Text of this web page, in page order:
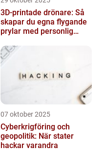
3D-printade drönare: Så
skapar du egna flygande
prylar med personlig
07 oktober 2025
Cyberkrigföring och
geopolitik: När stater
hackar varandra